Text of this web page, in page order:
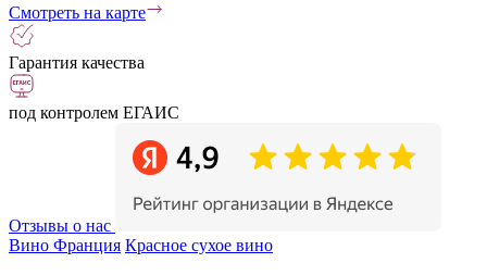
Смотреть на карте
Гарантия качества
под контролем ЕГАИС
Отзывы о нас
Вино Франция Красное сухое вино